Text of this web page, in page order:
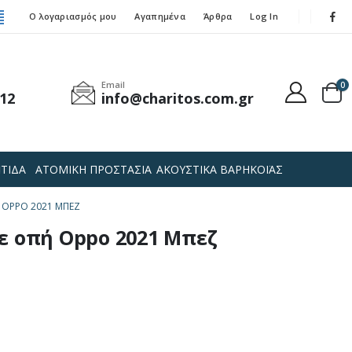
Ο λογαριασμός μου Αγαπημένα Άρθρα Log In
Email
info@charitos.com.gr
0
ΑΤΟΜΙΚΗ ΠΡΟΣΤΑΣΙΑ ΑΚΟΥΣΤΙΚΑ ΒΑΡΗΚΟΪΑΣ
2021 ΜΠΕΖ
οπή Oppo 2021 Μπεζ